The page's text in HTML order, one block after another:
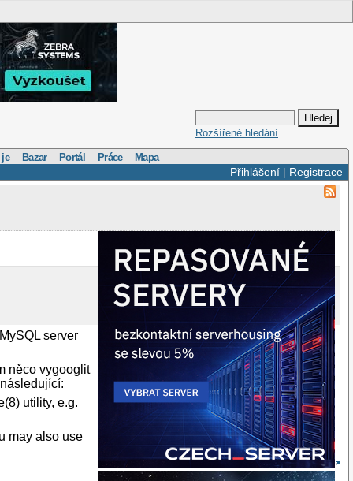
Rozšířené hledání
je Bazar Portál Práce Mapa
Přihlášení| Registrace
server
něco vygooglit
utility, e.g.
may also use